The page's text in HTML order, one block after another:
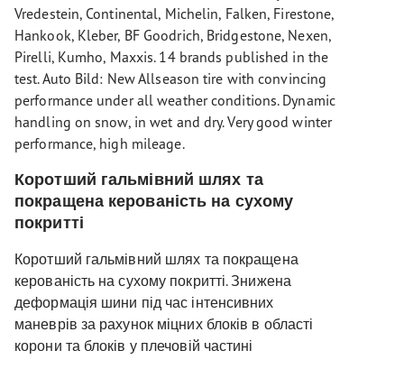
Vredestein, Continental, Michelin, Falken, Firestone,
Hankook, Kleber, BF Goodrich, Bridgestone, Nexen,
Pirelli, Kumho, Maxxis. 14 brands published in the
test. Auto Bild: New Allseason tire with convincing
performance under all weather conditions. Dynamic
handling on snow, in wet and dry. Very good winter
performance, high mileage.
Коротший гальмівний шлях та
покращена керованість на сухому
покритті
Коротший гальмівний шлях та покращена
керованість на сухому покритті. Знижена
деформація шини під час інтенсивних
маневрів за рахунок міцних блоків в області
корони та блоків у плечовій частині